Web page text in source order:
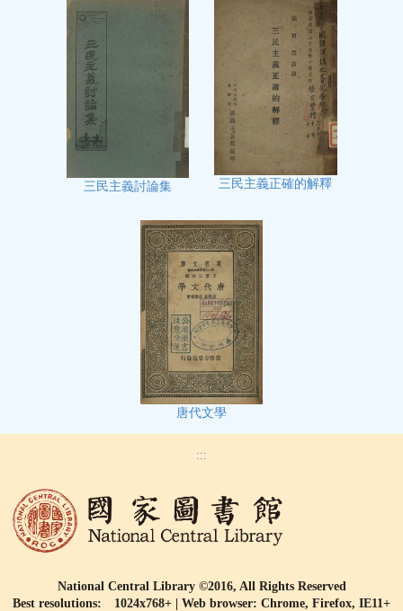
三民主義討論集 三民主義正確的解釋
唐代文學
:::
National Central Library ©2016, All Rights Reserved
Best resolutions: 1024x768+ | Web browser: Chrome, Firefox, IE11+